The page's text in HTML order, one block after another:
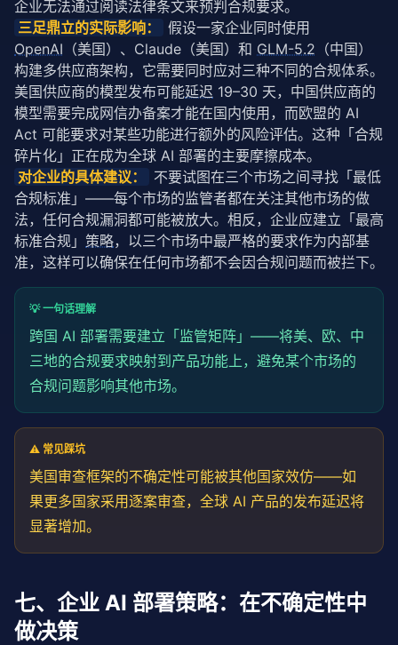
企业无法通过阅读法律条文来预判合规要求。
三足鼎立的实际影响：
OpenAI （美国）、Claude（美国）和 GLM-5.2 （中国）
构建多供应商架构，它需要同时应对三种不同的合规体系。
美国供应商的模型发布可能延迟 19–30 天，中国供应商的
模型需要完成网信办备案才能在国内使用，而欧盟的 AI
Act 可能要求对某些功能进行额外的风险评估。这种「合规
碎片化」正在成为全球 AI 部署的主要摩擦成本。
对企业的具体建议：
不要试图在三个市场之间寻找「最低
合规标准」——每个市场的监管者都在关注其他市场的做
法，任何合规漏洞都可能被放大。相反，企业应建立「最高
标准合规」 策略，以三个市场中最严格的要求作为内部基
准，这样可以确保在任何市场都不会因合规问题而被拦下。
💡 一句话理解
跨国 AI 部署需要建立「监管矩阵」——将美、欧、中
三地的合规要求映射到产品功能上，避免某个市场的
合规问题影响其他市场。
⚠️ 常见踩坑
美国审查框架的不确定性可能被其他国家效仿——如
果更多国家采用逐案审查，全球 AI 产品的发布延迟将
显著增加。
七、企业 AI 部署策略：在不确定性中
做决策